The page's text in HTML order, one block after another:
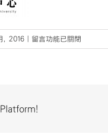
, 2016
在
〈ysbc-
留言功能已關閉